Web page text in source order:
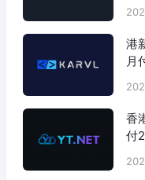
港
月
香
付